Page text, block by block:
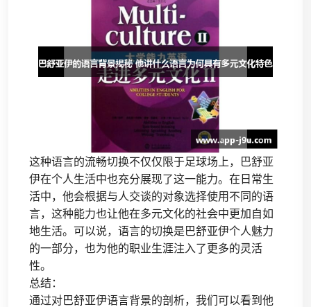
这种语言的流畅切换不仅仅限于足球场上，巴舒亚
伊在个人生活中也充分展现了这一能力。在日常生
活中，他会根据与人交谈的对象选择使用不同的语
言，这种能力也让他在多元文化的社会中更加自如
地生活。可以说，语言的切换是巴舒亚伊个人魅力
的一部分，也为他的职业生涯注入了更多的灵活
性。
总结：
通过对巴舒亚伊语言背景的剖析，我们可以看到他